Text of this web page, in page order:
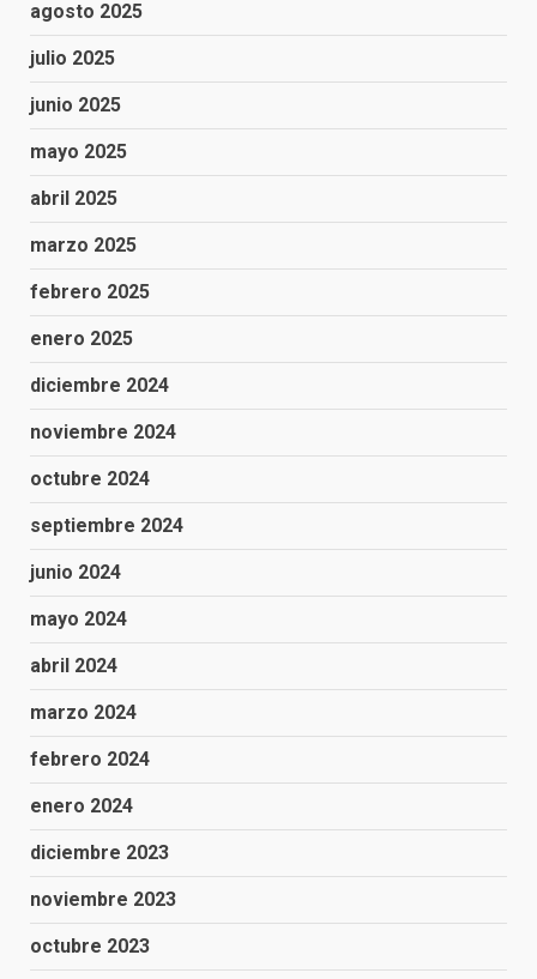
agosto 2025
julio 2025
junio 2025
mayo 2025
abril 2025
marzo 2025
febrero 2025
enero 2025
diciembre 2024
noviembre 2024
octubre 2024
septiembre 2024
junio 2024
mayo 2024
abril 2024
marzo 2024
febrero 2024
enero 2024
diciembre 2023
noviembre 2023
octubre 2023